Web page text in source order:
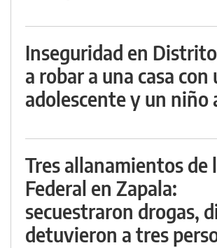
Inseguridad en
a robar a una casa con
adolescente y un niño
Tres allanamientos de
Federal en Zapala:
secuestraron drogas,
detuvieron a tres